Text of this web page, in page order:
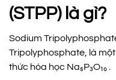
(STPP) là gì?
Sodium
Tripolyphosphate, là
thức hóa học Na₅P₃O₁₀ .